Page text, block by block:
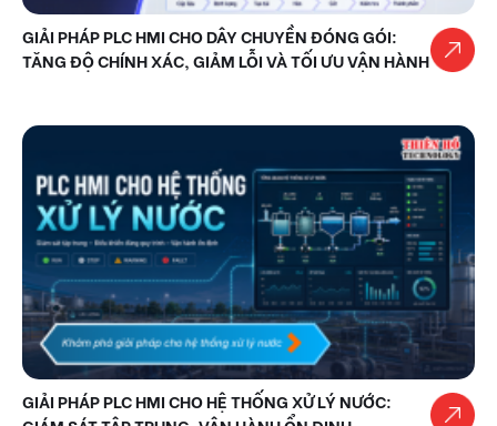
GIẢI PHÁP PLC HMI CHO DÂY CHUYỀN ĐÓNG GÓI:
TĂNG ĐỘ CHÍNH XÁC, GIẢM LỖI VÀ TỐI ƯU VẬN HÀNH
GIẢI PHÁP PLC HMI CHO HỆ THỐNG XỬ LÝ NƯỚC: